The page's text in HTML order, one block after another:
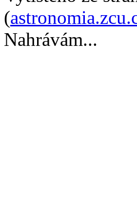
(
Nahrávám...